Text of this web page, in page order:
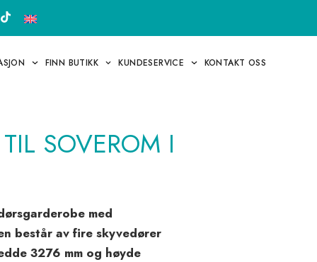
FINN BUTIKK KUNDESERVICE KONTAKT OSS
SOVEROM I
med
består av fire skyvedører
3276 mm og høyde